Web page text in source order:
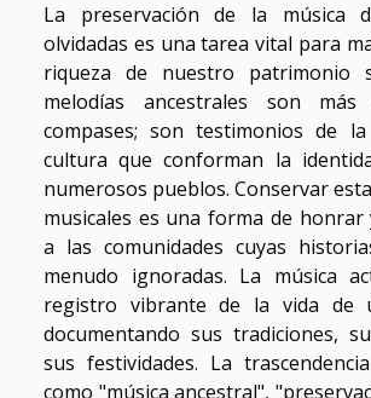
La preservación de la música
olvidadas es una tarea vital para
riqueza de nuestro patrimonio
melodías ancestrales son
compases; son testimonios de
cultura que conforman la
numerosos pueblos. Conservar
musicales es una forma de honrar
a las comunidades cuyas
menudo ignoradas. La música
registro vibrante de la vida de
documentando sus tradiciones,
sus festividades. La
como "música ancestral",